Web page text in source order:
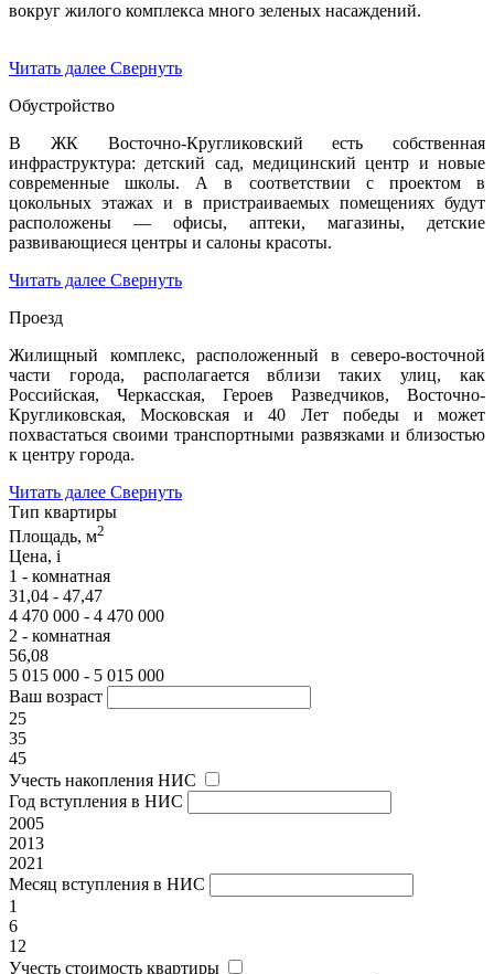
вокруг жилого комплекса много зеленых насаждений.
Читать далее Свернуть
Обустройство
В ЖК Восточно-Кругликовский есть собственная
инфраструктура: детский сад, медицинский центр и новые
современные школы. А в соответствии с проектом в
цокольных этажах и в пристраиваемых помещениях будут
расположены — офисы, аптеки, магазины, детские
развивающиеся центры и салоны красоты.
Читать далее Свернуть
Проезд
Жилищный комплекс, расположенный в северо-восточной
части города, располагается вблизи таких улиц, как
Российская, Черкасская, Героев Разведчиков, Восточно-
Кругликовская, Московская и 40 Лет победы и может
похвастаться своими транспортными развязками и близостью
к центру города.
Читать далее Свернуть
Тип квартиры
Площадь, м2
Цена, i
1 - комнатная
31,04 - 47,47
4 470 000 - 4 470 000
2 - комнатная
56,08
5 015 000 - 5 015 000
Ваш возраст
25
35
45
Учесть накопления НИС
Год вступления в НИС
2005
2013
2021
Месяц вступления в НИС
1
6
12
Учесть стоимость квартиры